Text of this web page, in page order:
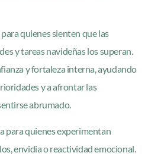
quienes sienten que las
y tareas navideñas los superan.
y fortaleza interna, ayudando
y a afrontar las
abrumado.
para quienes experimentan
envidia o reactividad emocional.